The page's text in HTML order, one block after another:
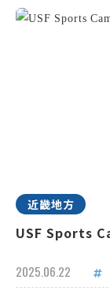
近畿地方
USF Sports
2025.06.22